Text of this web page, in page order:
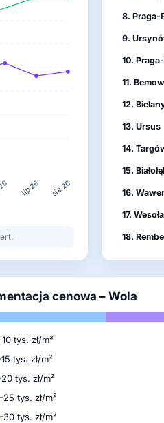
lip 26 sie 26
8. Praga-
9.
10.
11.
12.
13. Ursus
14.
15.
16. Wawer
17. Wesoła
18.
cenowa – Wola
tys. zł/m²
tys. zł/m²
tys. zł/m²
25 tys. zł/m²
30 tys. zł/m²